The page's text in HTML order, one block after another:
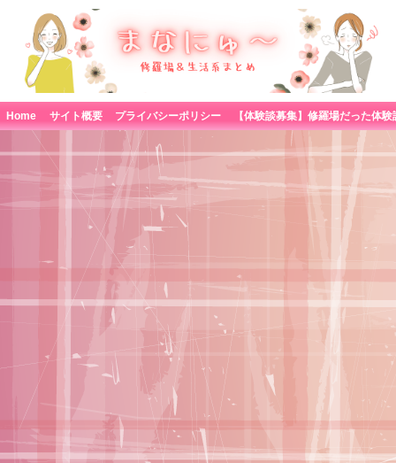
Home サイト概要 プライバシーポリシー